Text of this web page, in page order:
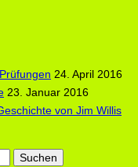
24. April 2016
23. Januar 2016
von Jim Willis